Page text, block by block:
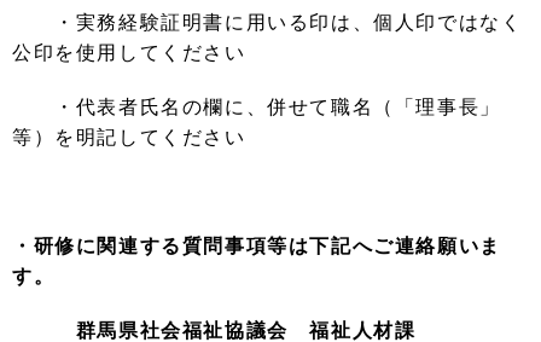
・実務経験証明書に用いる印は、個人印ではなく
公印を使用してください
・代表者氏名の欄に、併せて職名（「理事長」
等）を明記してください
・研修に関連する質問事項等は下記へご連絡願いま
す。
群馬県社会福祉協議会 福祉人材課